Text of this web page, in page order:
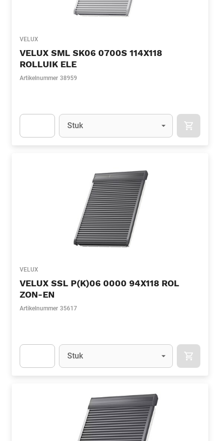
VELUX
VELUX SML SK06 0700S 114X118
ROLLUIK ELE
Artikelnummer 38959
Eenheid
Stuk
VELUX
VELUX SSL P(K)06 0000 94X118 ROL
ZON-EN
Artikelnummer 35617
Eenheid
Stuk